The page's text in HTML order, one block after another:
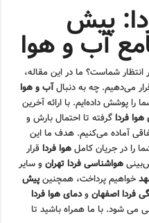
پیش
آب و هوا
انتظار شماست؟ ما در این مقاله،
قرار می‌دهیم. چه به دنبالآب و هوا
را پوشش داده‌ایم. با ارائه آخرین
فردا گرفته تا احتمال بارش و
آماده می‌کنیم. هدف ما این
را در جریان کاملهوا فردا قرار
هواشناسی فردا تهرانو سایر
خواهیم پرداخت، همچنینپیش
فردا اصفهانودمای هوا فردا
می شود. با ما همراه باشید تا